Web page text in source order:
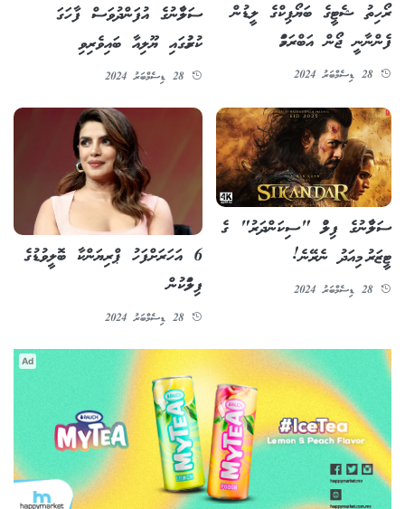
ރޯހިތު ޝެޓީގެ ބަޔޯޕިކްގެ ލީޑުން
ފެންނާނީ ޖޯން އަބްރަހަމް
28 ޑިސެމްބަރު 2024
ސަލްމާނުގެ އުފަންދުވަސް ފާހަގަ
ކުރުމުގައި ޔޫލިއާ ބައިވެރިވި
28 ޑިސެމްބަރު 2024
ސަލްމާނުގެ ފިލްމު "ސިކަންދަރު" ގެ
ޓީޒަރު މިއަދު ނެރޭނެ!
28 ޑިސެމްބަރު 2024
6 އަހަރަށްފަހު ޕްރިޔަންކާ ބޮލީވުޑުގެ
ފިލްމަކުން
28 ޑިސެމްބަރު 2024
Ad